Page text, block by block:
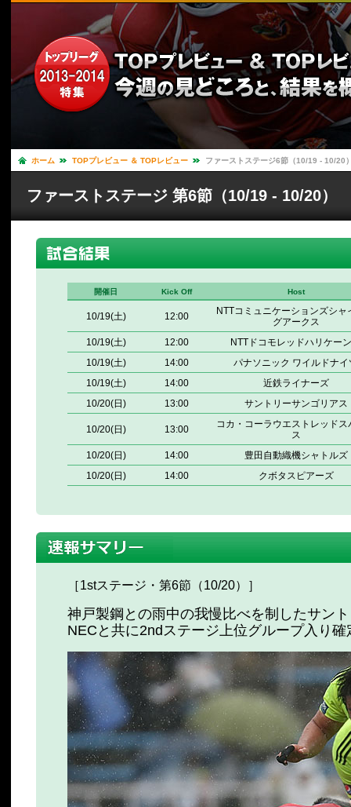
ホーム TOPプレビュー ＆ TOPレビュー ファーストステージ6節（10/19 - 10/20
ファーストステージ 第6節（10/19 - 10/20）
開催日 Kick Off Host
10/19(土) 12:00
NTTコミュニケーションズシャ
グアークス
10/19(土)
12:00
NTTドコモレッドハリケー
10/19(土)
14:00
パナソニック ワイルドナイ
10/19(土)
14:00
近鉄ライナーズ
10/20(日)
13:00 サントリーサンゴリアス
10/20(日) 13:00
コカ・コーラウエストレッドス
ス
10/20(日)
14:00
豊田自動織機シャトルズ
10/20(日)
14:00 クボタスピアーズ
［1stステージ・第6節（10/20）］
神戸製鋼との雨中の我慢比べを制したサン
NECと共に2ndステージ上位グループ入り確